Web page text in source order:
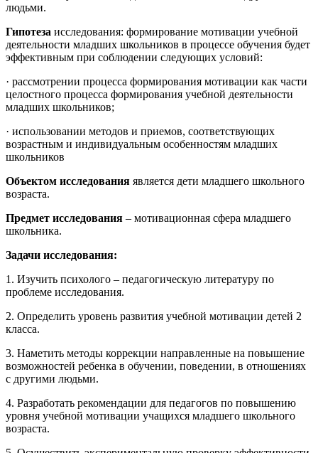
людьми.
Гипотеза исследования: формирование мотивации учебной
деятельности младших школьников в процессе обучения будет
эффективным при соблюдении следующих условий:
· рассмотрении процесса формирования мотивации как части
целостного процесса формирования учебной деятельности
младших школьников;
· использовании методов и приемов, соответствующих
возрастным и индивидуальным особенностям младших
школьников
Объектом исследования является дети младшего школьного
возраста.
Предмет исследования – мотивационная сфера младшего
школьника.
Задачи исследования:
1. Изучить психолого – педагогическую литературу по
проблеме исследования.
2. Определить уровень развития учебной мотивации детей 2
класса.
3. Наметить методы коррекции направленные на повышение
возможностей ребенка в обучении, поведении, в отношениях
с другими людьми.
4. Разработать рекомендации для педагогов по повышению
уровня учебной мотивации учащихся младшего школьного
возраста.